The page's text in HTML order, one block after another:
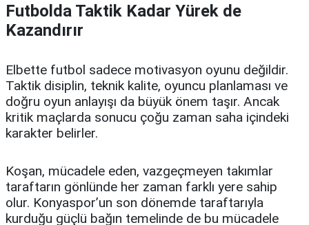
Futbolda Taktik Kadar Yürek de
Kazandırır
Elbette futbol sadece motivasyon oyunu değildir.
Taktik disiplin, teknik kalite, oyuncu planlaması ve
doğru oyun anlayışı da büyük önem taşır. Ancak
kritik maçlarda sonucu çoğu zaman saha içindeki
karakter belirler.
Koşan, mücadele eden, vazgeçmeyen takımlar
taraftarın gönlünde her zaman farklı yere sahip
olur. Konyaspor’un son dönemde taraftarıyla
kurduğu güçlü bağın temelinde de bu mücadele